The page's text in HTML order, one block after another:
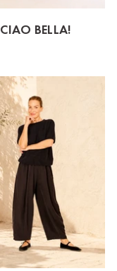
CIAO BELLA!